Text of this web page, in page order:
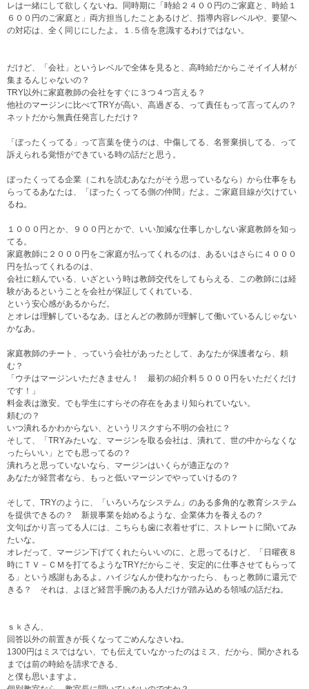
レは一緒にして欲しくないね。同時期に「時給２４００円のご家庭と、時給１
６００円のご家庭と」両方担当したことあるけど、指導内容レベルや、要望へ
の対応は、全く同じにしたよ。１.５倍を意識するわけではない。
だけど、「会社」というレベルで全体を見ると、高時給だからこそイイ人材が
集まるんじゃないの？
TRY以外に家庭教師の会社をすぐに３つ４つ言える？
他社のマージンに比べてTRYが高い、高過ぎる、って責任もって言ってんの？
ネットだから無責任発言しただけ？
「ぼったくってる」って言葉を使うのは、中傷してる、名誉棄損してる、って
訴えられる覚悟ができている時の話だと思う。
ぼったくってる企業（これを読むあなたがそう思っているなら）から仕事をも
らってるあなたは、「ぼったくってる側の仲間」だよ。ご家庭目線が欠けてい
るね。
１０００円とか、９００円とかで、いい加減な仕事しかしない家庭教師を知っ
てる。
家庭教師に２０００円をご家庭が払ってくれるのは、あるいはさらに４０００
円を払ってくれるのは、
会社に頼んでいる、いざという時は教師交代をしてもらえる、この教師には経
験があるということを会社が保証してくれている、
という安心感があるからだ。
とオレは理解しているなあ。ほとんどの教師が理解して働いているんじゃない
かなあ。
家庭教師のチート、っていう会社があったとして、あなたが保護者なら、頼
む？
「ウチはマージンいただきません！ 最初の紹介料５０００円をいただくだけ
です！」
料金表は激安。でも学生にすらその存在をあまり知られていない。
頼むの？
いつ潰れるかわからない、というリスクすら不明の会社に？
そして、「TRYみたいな、マージンを取る会社は、潰れて、世の中からなくな
ったらいい」とでも思ってるの？
潰れろと思っていないなら、マージンはいくらが適正なの？
あなたが経営者なら、もっと低いマージンでやっていけるの？
そして、TRYのように、「いろいろなシステム」のある多角的な教育システム
を提供できるの？ 新規事業を始めるような、企業体力を養えるの？
文句ばかり言ってる人には、こちらも歯に衣着せずに、ストレートに聞いてみ
たいな。
オレだって、マージン下げてくれたらいいのに、と思ってるけど、「日曜夜８
時にＴＶ－ＣＭを打てるようなTRYだからこそ、安定的に仕事させてもらって
る」という感謝もあるよ。ハイジなんか使わなかったら、もっと教師に還元で
きる？ それは、よほど経営手腕のある人だけが踏み込める領域の話だね。
ｓｋさん、
回答以外の前置きが長くなってごめんなさいね。
1300円はミスではない、でも伝えていなかったのはミス、だから、聞かされる
までは前の時給を請求できる、
と僕も思いますよ。